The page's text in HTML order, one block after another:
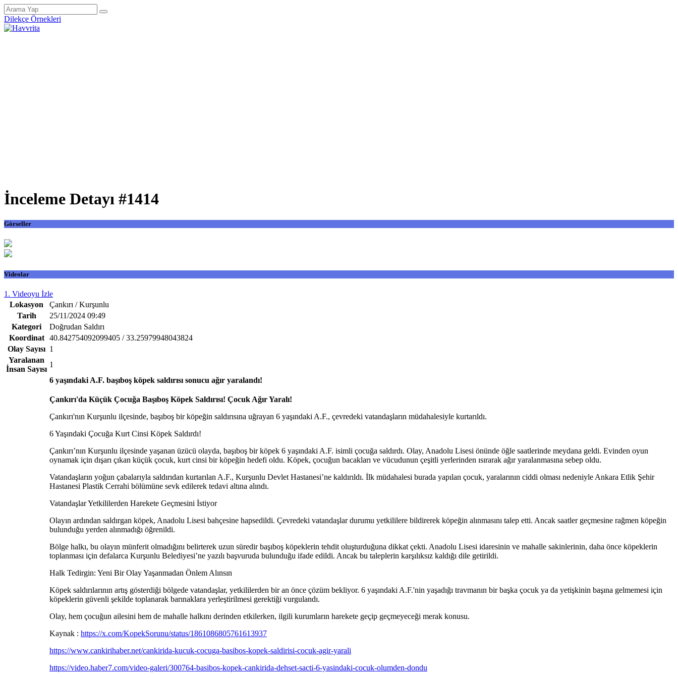
Dilekçe Örnekleri
İnceleme Detayı #1414
Görseller
Videolar
1. Videoyu İzle
Lokasyon
Çankırı / Kurşunlu
Tarih
25/11/2024 09:49
Kategori
Doğrudan Saldırı
Koordinat
40.842754092099405 / 33.25979948043824
Olay Sayısı 1
Yaralanan
İnsan Sayısı
1
6 yaşındaki A.F. başıboş köpek saldırısı sonucu ağır yaralandı!
Çankırı'da Küçük Çocuğa Başıboş Köpek Saldırısı! Çocuk Ağır Yaralı!
Çankırı'nın Kurşunlu ilçesinde, başıboş bir köpeğin saldırısına uğrayan 6 yaşındaki A.F., çevredeki vatandaşların müdahalesiyle kurtarıldı.
6 Yaşındaki Çocuğa Kurt Cinsi Köpek Saldırdı!
Çankırı’nın Kurşunlu ilçesinde yaşanan üzücü olayda, başıboş bir köpek 6 yaşındaki A.F. isimli çocuğa saldırdı. Olay, Anadolu Lisesi önünde öğle saatlerinde meydana geldi. Evinden oyun
oynamak için dışarı çıkan küçük çocuk, kurt cinsi bir köpeğin hedefi oldu. Köpek, çocuğun bacakları ve vücudunun çeşitli yerlerinden ısırarak ağır yaralanmasına sebep oldu.
Vatandaşların yoğun çabalarıyla saldırıdan kurtarılan A.F., Kurşunlu Devlet Hastanesi’ne kaldırıldı. İlk müdahalesi burada yapılan çocuk, yaralarının ciddi olması nedeniyle Ankara Etlik Şehir
Hastanesi Plastik Cerrahi bölümüne sevk edilerek tedavi altına alındı.
Vatandaşlar Yetkililerden Harekete Geçmesini İstiyor
Olayın ardından saldırgan köpek, Anadolu Lisesi bahçesine hapsedildi. Çevredeki vatandaşlar durumu yetkililere bildirerek köpeğin alınmasını talep etti. Ancak saatler geçmesine rağmen köpeğin
bulunduğu yerden alınmadığı öğrenildi.
Bölge halkı, bu olayın münferit olmadığını belirterek uzun süredir başıboş köpeklerin tehdit oluşturduğuna dikkat çekti. Anadolu Lisesi idaresinin ve mahalle sakinlerinin, daha önce köpeklerin
toplanması için defalarca Kurşunlu Belediyesi’ne yazılı başvuruda bulunduğu ifade edildi. Ancak bu taleplerin karşılıksız kaldığı dile getirildi.
Halk Tedirgin: Yeni Bir Olay Yaşanmadan Önlem Alınsın
Köpek saldırılarının artış gösterdiği bölgede vatandaşlar, yetkililerden bir an önce çözüm bekliyor. 6 yaşındaki A.F.'nin yaşadığı travmanın bir başka çocuk ya da yetişkinin başına gelmemesi için
köpeklerin güvenli şekilde toplanarak barınaklara yerleştirilmesi gerektiği vurgulandı.
Olay, hem çocuğun ailesini hem de mahalle halkını derinden etkilerken, ilgili kurumların harekete geçip geçmeyeceği merak konusu.
Kaynak : https://x.com/KopekSorunu/status/1861086805761613937
https://www.cankirihaber.net/cankirida-kucuk-cocuga-basibos-kopek-saldirisi-cocuk-agir-yarali
https://video.haber7.com/video-galeri/300764-basibos-kopek-cankirida-dehset-sacti-6-yasindaki-cocuk-olumden-dondu